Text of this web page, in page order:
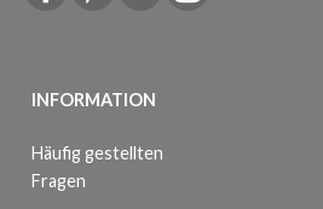
INFORMATION
Häufig gestellten
Fragen